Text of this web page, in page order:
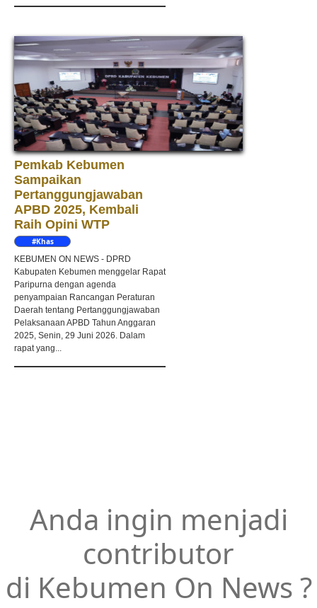
Pemkab Kebumen
Sampaikan
Pertanggungjawaban
APBD 2025, Kembali
Raih Opini WTP
#Khas
KEBUMEN ON NEWS - DPRD
Kabupaten Kebumen menggelar Rapat
Paripurna dengan agenda
penyampaian Rancangan Peraturan
Daerah tentang Pertanggungjawaban
Pelaksanaan APBD Tahun Anggaran
2025, Senin, 29 Juni 2026. Dalam
rapat yang...
Anda ingin menjadi
contributor
di Kebumen On News ?